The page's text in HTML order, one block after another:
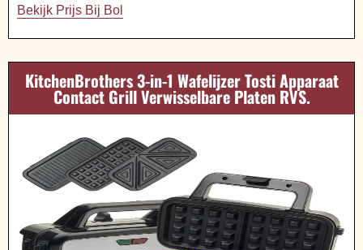
Bekijk Prijs Bij Bol
KitchenBrothers 3-in-1 Wafelijzer Tosti Apparaat
Contact Grill Verwisselbare Platen RVS.